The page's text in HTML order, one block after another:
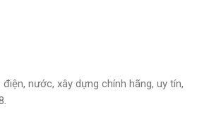
nước, xây dựng chính hãng, uy tín,